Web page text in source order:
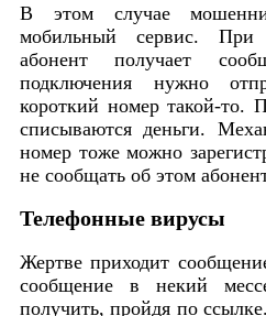
В этом случае
мобильный сервис. При
абонент получает
подключения нужно
короткий номер такой-то.
списываются деньги.
номер тоже можно
не сообщать об этом
Телефонные вирусы
Жертве приходит
сообщение в некий
получить, пройдя по